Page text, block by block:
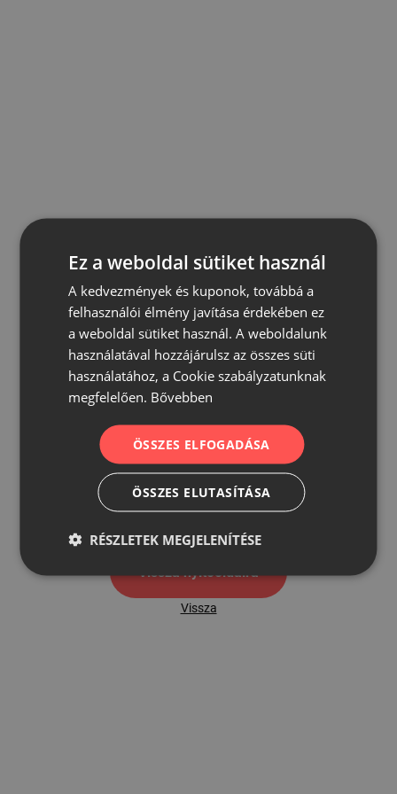
500
Vissza nyítóoldalra
Vissza
Ez a weboldal sütiket használ
A kedvezmények és kuponok, továbbá a
felhasználói élmény javítása érdekében ez
a weboldal sütiket használ. A weboldalunk
használatával hozzájárulsz az összes süti
használatához, a Cookie szabályzatunknak
megfelelően. Bővebben
ÖSSZES ELFOGADÁSA
ÖSSZES ELUTASÍTÁSA
RÉSZLETEK MEGJELENÍTÉSE